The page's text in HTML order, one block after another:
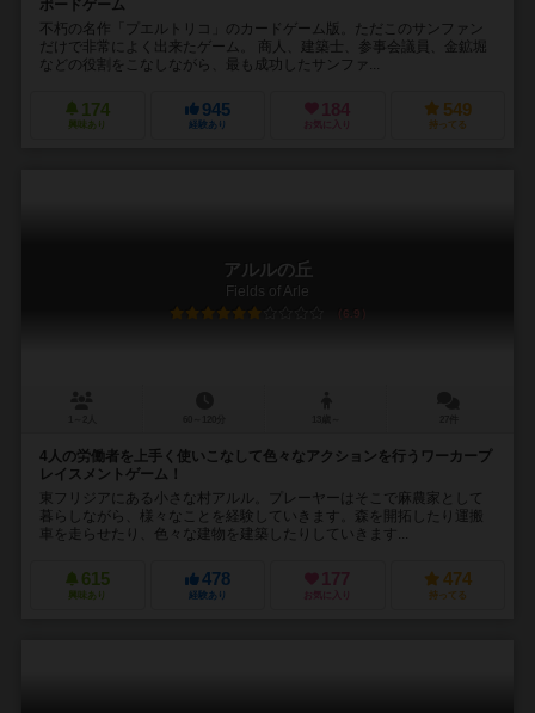
ボードゲーム
不朽の名作「プエルトリコ」のカードゲーム版。ただこのサンファン
だけで非常によく出来たゲーム。 商人、建築士、参事会議員、金鉱堀
などの役割をこなしながら、最も成功したサンファ...
174
興味あり
945
経験あり
184
お気に入り
549
持ってる
アルルの丘
Fields of Arle
6.9
4人の労働者を上手く使いこなして色々なアクションを行うワーカープ
レイスメントゲーム！
東フリジアにある小さな村アルル。プレーヤーはそこで麻農家として
暮らしながら、様々なことを経験していきます。森を開拓したり運搬
車を走らせたり、色々な建物を建築したりしていきます...
615
興味あり
478
経験あり
177
お気に入り
474
持ってる